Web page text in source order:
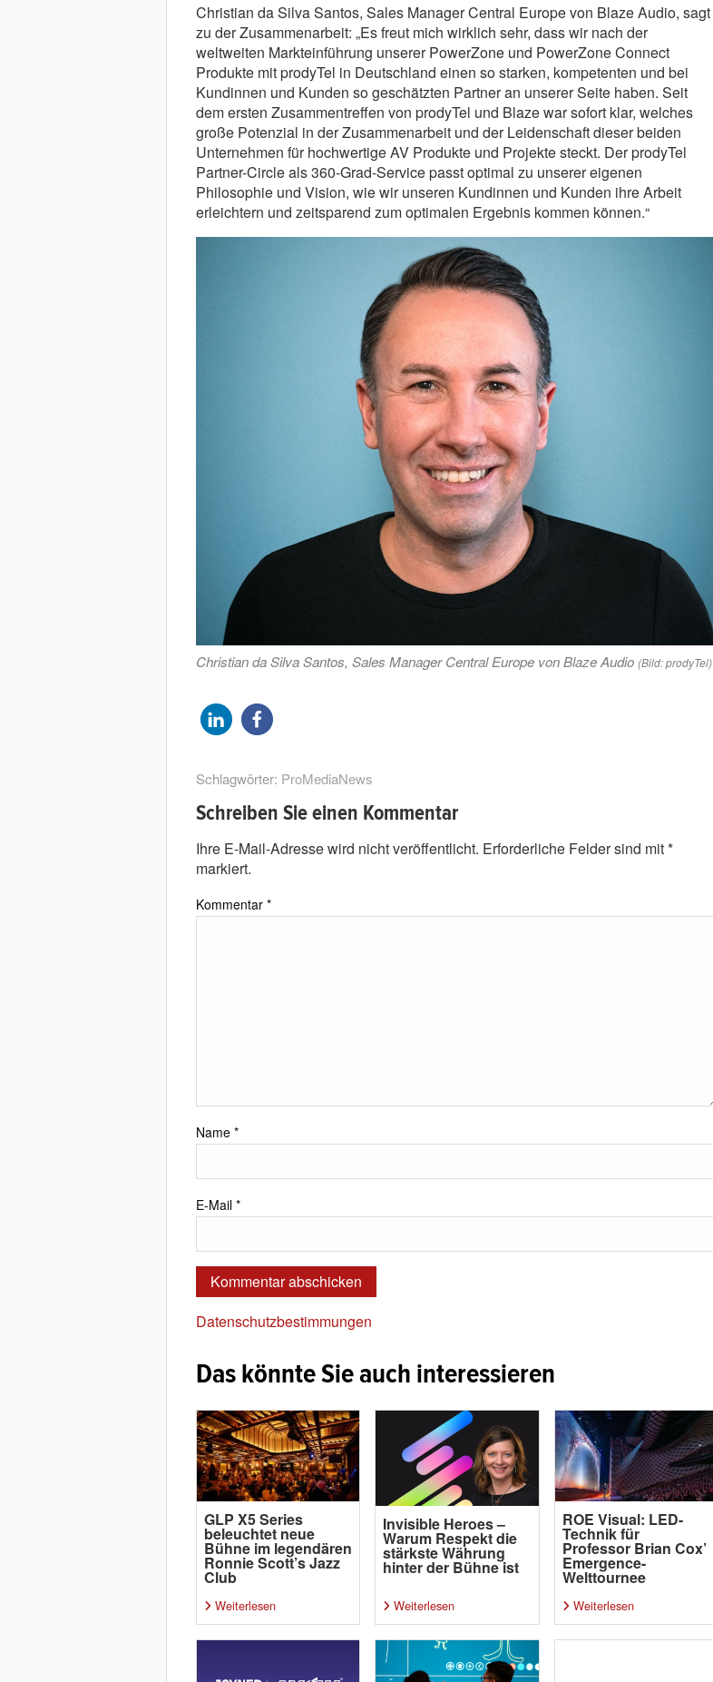
Christian da Silva Santos, Sales Manager Central Europe von Blaze Audio, sagt
zu der Zusammenarbeit: „Es freut mich wirklich sehr, dass wir nach der
weltweiten Markteinführung unserer PowerZone und PowerZone Connect
Produkte mit prodyTel in Deutschland einen so starken, kompetenten und bei
Kundinnen und Kunden so geschätzten Partner an unserer Seite haben. Seit
dem ersten Zusammentreffen von prodyTel und Blaze war sofort klar, welches
große Potenzial in der Zusammenarbeit und der Leidenschaft dieser beiden
Unternehmen für hochwertige AV Produkte und Projekte steckt. Der prodyTel
Partner-Circle als 360-Grad-Service passt optimal zu unserer eigenen
Philosophie und Vision, wie wir unseren Kundinnen und Kunden ihre Arbeit
erleichtern und zeitsparend zum optimalen Ergebnis kommen können.“
Christian da Silva Santos, Sales Manager Central Europe von Blaze Audio (Bild: prodyTel)
Schlagwörter: ProMediaNews
Schreiben Sie einen Kommentar
Ihre E-Mail-Adresse wird nicht veröffentlicht. Erforderliche Felder sind mit*
markiert.
Kommentar *
Name *
E-Mail *
Datenschutzbestimmungen
Das könnte Sie auch interessieren
GLP X5 Series
beleuchtet neue
Bühne im legendären
Ronnie Scott’s Jazz
Club
Weiterlesen
Invisible Heroes –
Warum Respekt die
stärkste Währung
hinter der Bühne ist
Weiterlesen
ROE Visual: LED-
Technik für
Professor Brian Cox’
Emergence-
Welttournee
Weiterlesen